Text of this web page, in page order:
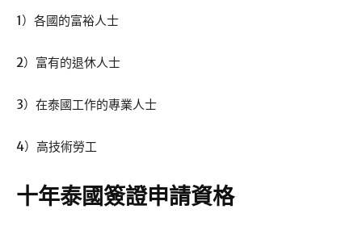
1）各國的富裕人士
2）富有的退休人士
3）在泰國工作的專業人士
4）高技術勞工
十年泰國簽證申請資格